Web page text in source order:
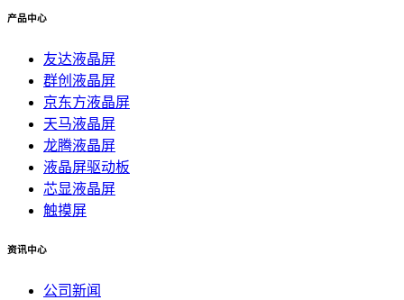
产品中心
友达液晶屏
群创液晶屏
京东方液晶屏
天马液晶屏
龙腾液晶屏
液晶屏驱动板
芯显液晶屏
触摸屏
资讯中心
公司新闻